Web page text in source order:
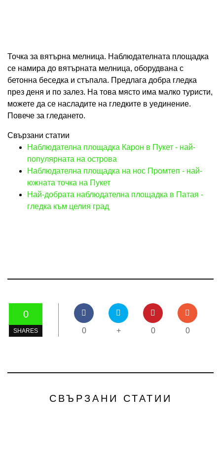
Точка за вятърна мелница. Наблюдателната площадка
се намира до вятърната мелница, оборудвана с
бетонна беседка и стъпала. Предлага добра гледка
през деня и по залез. На това място има малко туристи,
можете да се насладите на гледките в уединение.
Повече за гледането.
Свързани статии
Наблюдателна площадка Карон в Пукет - най-
популярната на острова
Наблюдателна площадка на нос Промтеп - най-
южната точка на Пукет
Най-добрата наблюдателна площадка в Патая -
гледка към целия град
0
SHARES 0 + 0 0
СВЪРЗАНИ СТАТИИ